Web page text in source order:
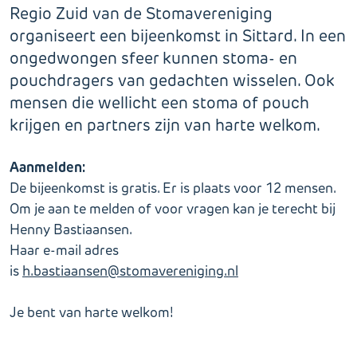
Regio Zuid van de Stomavereniging
organiseert een bijeenkomst in Sittard. In een
ongedwongen sfeer kunnen stoma- en
pouchdragers van gedachten wisselen. Ook
mensen die wellicht een stoma of pouch
krijgen en partners zijn van harte welkom.
Aanmelden:
De bijeenkomst is gratis. Er is plaats voor 12 mensen.
Om je aan te melden of voor vragen kan je terecht bij
Henny Bastiaansen.
Haar e-mail adres
is h.bastiaansen@stomavereniging.nl
Je bent van harte welkom!